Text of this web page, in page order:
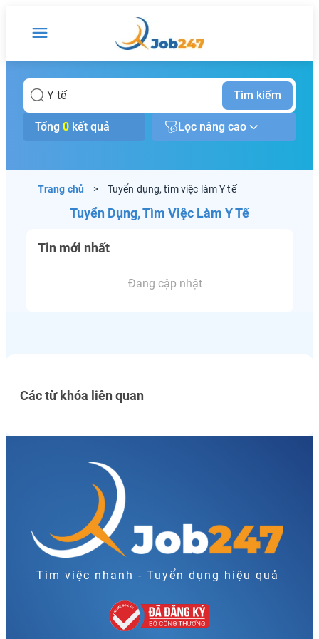
Tìm kiếm
Tổng 0 kết quả Lọc nâng cao
Trang chủ > Tuyển dụng, tìm việc làm Y tế
Tuyển Dụng, Tìm Việc Làm Y Tế
Tin mới nhất
Đang cập nhật
Các từ khóa liên quan
Tìm việc nhanh - Tuyển dụng hiệu quả